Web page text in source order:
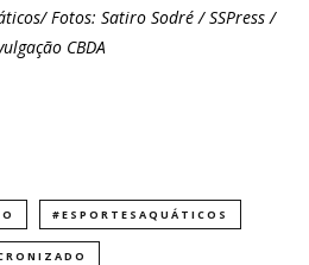
Fotos: Satiro Sodré / SSPress /
CBDA
#ESPORTESAQUÁTICOS